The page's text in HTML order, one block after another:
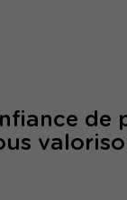
de